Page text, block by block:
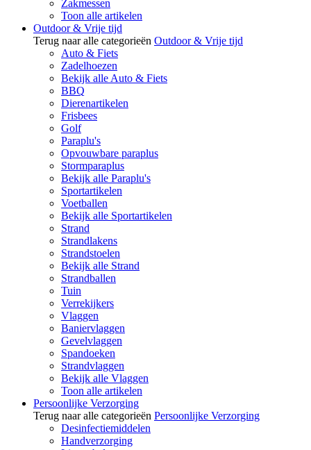
Zakmessen
Toon alle artikelen
Outdoor & Vrije tijd
Terug naar alle categorieën Outdoor & Vrije tijd
Auto & Fiets
Zadelhoezen
Bekijk alle Auto & Fiets
BBQ
Dierenartikelen
Frisbees
Golf
Paraplu's
Opvouwbare paraplus
Stormparaplus
Bekijk alle Paraplu's
Sportartikelen
Voetballen
Bekijk alle Sportartikelen
Strand
Strandlakens
Strandstoelen
Bekijk alle Strand
Strandballen
Tuin
Verrekijkers
Vlaggen
Baniervlaggen
Gevelvlaggen
Spandoeken
Strandvlaggen
Bekijk alle Vlaggen
Toon alle artikelen
Persoonlijke Verzorging
Terug naar alle categorieën Persoonlijke Verzorging
Desinfectiemiddelen
Handverzorging